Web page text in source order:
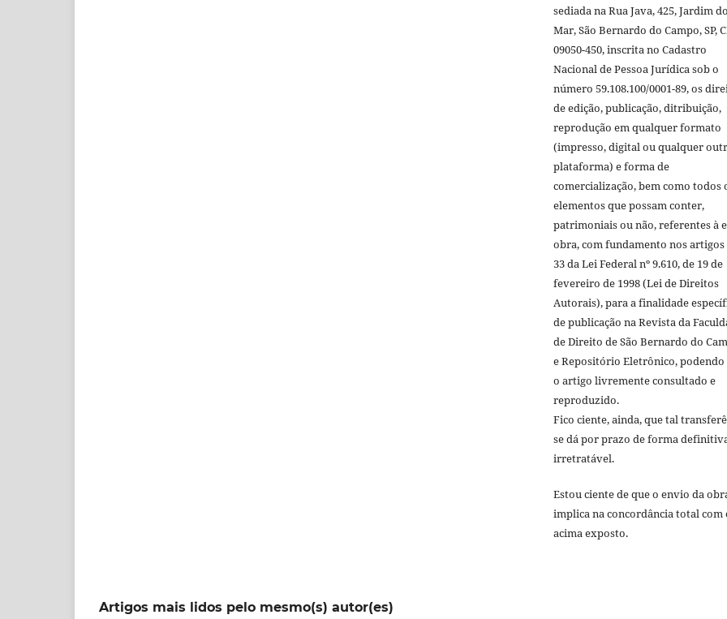
sediada na Rua Java, 425, Jardim
Mar, São Bernardo do Campo, SP,
09050-450, inscrita no Cadastro
Nacional de Pessoa Jurídica sob o
número 59.108.100/0001-89, os
de edição, publicação, ditribuição,
reprodução em qualquer formato
(impresso, digital ou qualquer
plataforma) e forma de
comercialização, bem como todos
elementos que possam conter,
patrimoniais ou não, referentes à
obra, com fundamento nos artigos
33 da Lei Federal nº 9.610, de 19 de
fevereiro de 1998 (Lei de Direitos
Autorais), para a finalidade
de publicação na Revista da
de Direito de São Bernardo do
e Repositório Eletrônico, podendo
o artigo livremente consultado e
reproduzido.
Fico ciente, ainda, que tal
se dá por prazo de forma
irretratável.
Estou ciente de que o envio da
implica na concordância total com
acima exposto.
Artigos mais lidos pelo mesmo(s) autor(es)